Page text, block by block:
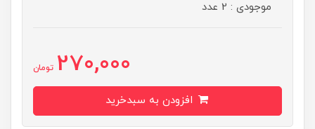
موجودی : 2 عدد
270,000 تومان